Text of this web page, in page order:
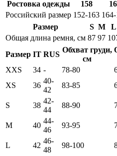
Ростовка одежды 158
Российский размер 152-163
Размер
S M
L
Общая длина ремня, см 87 97
Размер IT RUS
Обхват груди,
см
XXS
34 - 78-80
XS
36
40-
42
83-85
S 38
42-
44
88-90
M 40
44-
46
93-95
L 42
46-
48
98-100